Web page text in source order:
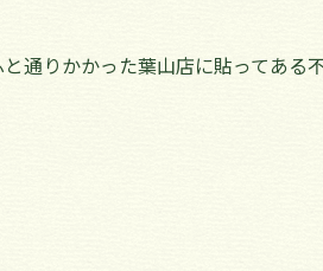
通りかかった葉山店に貼ってある